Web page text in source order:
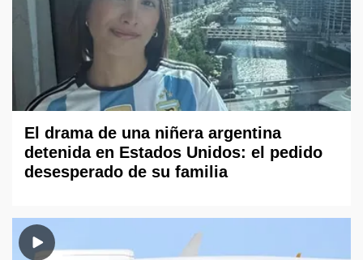
El drama de una niñera argentina
detenida en Estados Unidos: el pedido
desesperado de su familia